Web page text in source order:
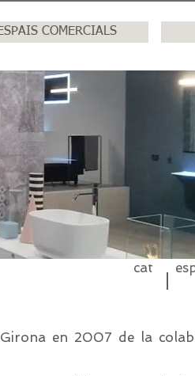
cat
en 2007 de la
COMERCIALS